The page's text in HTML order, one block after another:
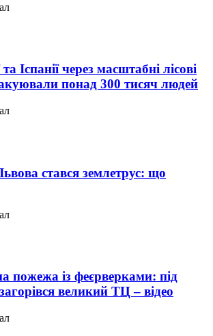
Іспанії через масштабні лісові
понад 300 тисяч людей
стався землетрус: що
пожежа із феєрверками: під
великий ТЦ – відео